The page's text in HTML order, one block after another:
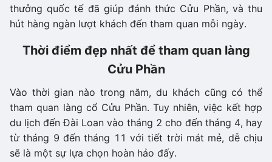
thưởng quốc tế đã giúp đánh thức Cửu Phần, và thu
hút hàng ngàn lượt khách đến tham quan mỗi ngày.
Thời điểm đẹp nhất để tham quan làng
Cửu Phần
Vào thời gian nào trong năm, du khách cũng có thể
tham quan làng cổ Cửu Phần. Tuy nhiên, việc kết hợp
du lịch đến Đài Loan vào tháng 2 cho đến tháng 4, hay
từ tháng 9 đến tháng 11 với tiết trời mát mẻ, dễ chịu
sẽ là một sự lựa chọn hoàn hảo đấy.